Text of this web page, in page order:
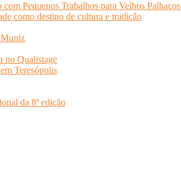
Pequenos Trabalhos para Velhos Palhaços
como destino de cultura e tradição
Muniz
no Qualistage
Teresópolis
da 8ª edição